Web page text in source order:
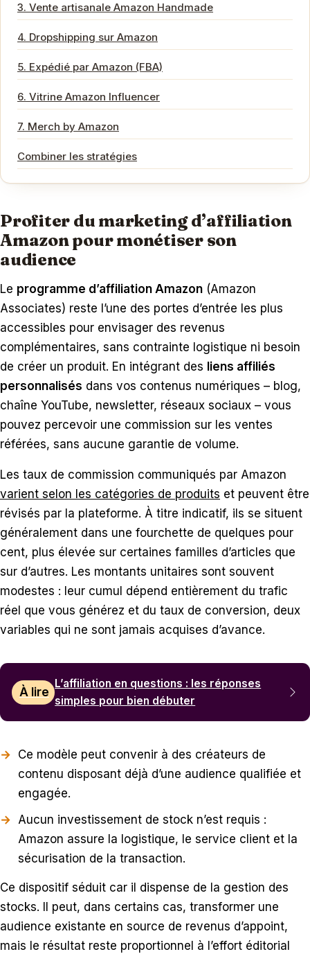
3. Vente artisanale Amazon Handmade
4. Dropshipping sur Amazon
5. Expédié par Amazon (FBA)
6. Vitrine Amazon Influencer
7. Merch by Amazon
Combiner les stratégies
Profiter du marketing d’affiliation
Amazon pour monétiser son
audience
Le programme d’affiliation Amazon (Amazon
Associates) reste l’une des portes d’entrée les plus
accessibles pour envisager des revenus
complémentaires, sans contrainte logistique ni besoin
de créer un produit. En intégrant des liens affiliés
personnalisés dans vos contenus numériques – blog,
chaîne YouTube, newsletter, réseaux sociaux – vous
pouvez percevoir une commission sur les ventes
référées, sans aucune garantie de volume.
Les taux de commission communiqués par Amazon
varient selon les catégories de produits et peuvent être
révisés par la plateforme. À titre indicatif, ils se situent
généralement dans une fourchette de quelques pour
cent, plus élevée sur certaines familles d’articles que
sur d’autres. Les montants unitaires sont souvent
modestes : leur cumul dépend entièrement du trafic
réel que vous générez et du taux de conversion, deux
variables qui ne sont jamais acquises d’avance.
À lire
L’affiliation en questions : les réponses
simples pour bien débuter
Ce modèle peut convenir à des créateurs de
contenu disposant déjà d’une audience qualifiée et
engagée.
Aucun investissement de stock n’est requis :
Amazon assure la logistique, le service client et la
sécurisation de la transaction.
Ce dispositif séduit car il dispense de la gestion des
stocks. Il peut, dans certains cas, transformer une
audience existante en source de revenus d’appoint,
mais le résultat reste proportionnel à l’effort éditorial